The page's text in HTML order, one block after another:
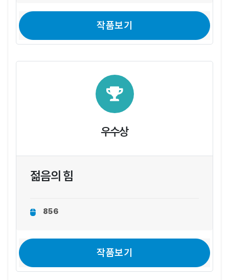
작품보기
우수상
젊음의 힘
856
작품보기